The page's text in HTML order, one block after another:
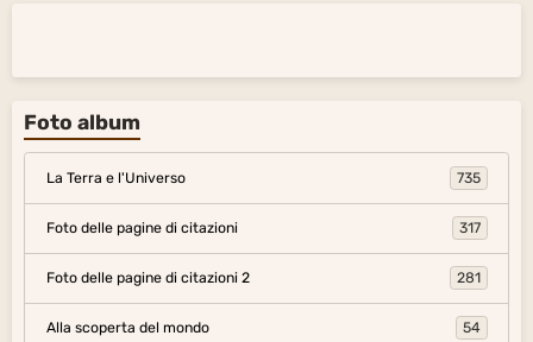
Foto album
La Terra e l'Universo 735
Foto delle pagine di citazioni 317
Foto delle pagine di citazioni 2 281
Alla scoperta del mondo 54